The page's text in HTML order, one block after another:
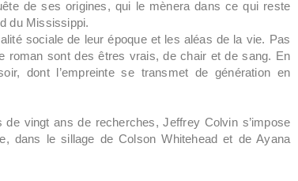
de ses origines, qui le mènera dans ce qui reste
du Mississippi.
sociale de leur époque et les aléas de la vie. Pas
roman sont des êtres vrais, de chair et de sang. En
dont l’empreinte se transmet de génération en
vingt ans de recherches, Jeffrey Colvin s’impose
dans le sillage de Colson Whitehead et de Ayana